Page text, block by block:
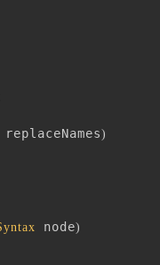
replaceNames)
node)